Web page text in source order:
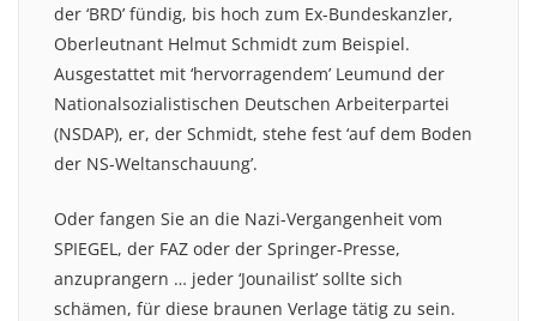
der ‘BRD’ fündig, bis hoch zum Ex-Bundeskanzler,
Oberleutnant Helmut Schmidt zum Beispiel.
Ausgestattet mit ‘hervorragendem’ Leumund der
Nationalsozialistischen Deutschen Arbeiterpartei
(NSDAP), er, der Schmidt, stehe fest ‘auf dem Boden
der NS-Weltanschauung’.
Oder fangen Sie an die Nazi-Vergangenheit vom
SPIEGEL, der FAZ oder der Springer-Presse,
anzuprangern … jeder ‘Jounailist’ sollte sich
schämen, für diese braunen Verlage tätig zu sein.